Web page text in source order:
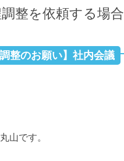
整を依頼する場合
整のお願い】社内会議
山です。